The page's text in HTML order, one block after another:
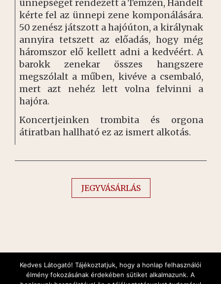
ünnepséget rendezett a Temzén, Händelt
kérte fel az ünnepi zene komponálására.
50 zenész játszott a hajóúton, a királynak
annyira tetszett az előadás, hogy még
háromszor elő kellett adni a kedvéért. A
barokk zenekar összes hangszere
megszólalt a műben, kivéve a csembaló,
mert azt nehéz lett volna felvinni a
hajóra.
Koncertjeinken trombita és orgona
átiratban hallható ez az ismert alkotás.
JEGYVÁSÁRLÁS
Kedves Látogató! Tájékoztatjuk, hogy a honlap felhasználói
élmény fokozásának érdekében sütiket alkalmazunk. A